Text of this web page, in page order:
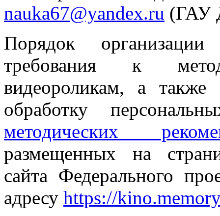
nauka67@yandex.ru (ГАУ
Порядок
требования к
видеороликам, а
обработку
методических
размещенных на
сайта Федерального
адресу https://